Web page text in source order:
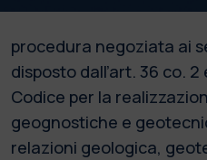
procedura negoziata ai
disposto dall’art. 36 co. 2
Codice per la
geognostiche e
relazioni geologica,